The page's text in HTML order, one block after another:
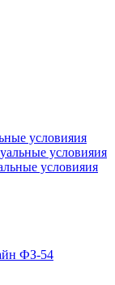
условияия
условияия
условияия
ФЗ-54